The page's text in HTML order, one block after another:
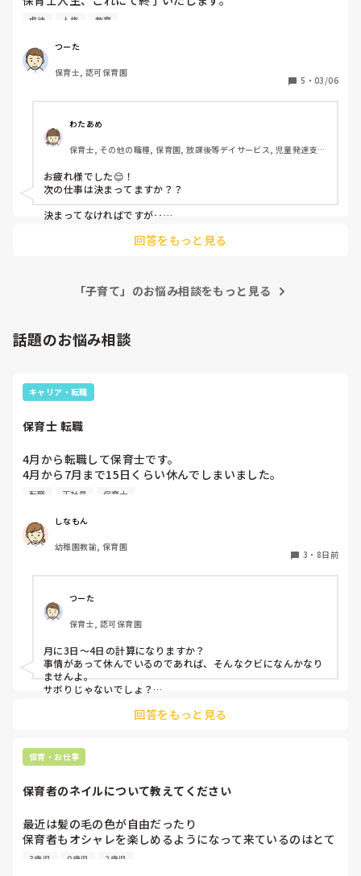
しかしながら、認められることはなく終わります。
僕の努力不足かな。
やっぱり、男性が保育士として仕事をするにはまだまだ難し
遠くない近い未来、日本の保育が今よりも見直されて、子育
てそのものにおいても男性と女性、どちらの必要性も認めら
れ、保育士の待遇含めて男性も女性もどちらも働けるように
なることを願っています。
その分、性教育や人権など子どもの頃から取り組んでいくこ
とが、将来的に虐待や性被害を防ぐことにつなげていく取り
性差やそれぞれの役割もお互いに学びつつ、いわゆる子ども
れたり、フィルターがかかったりしていることは相手の振る
方や接し方に気をつけたり、清潔感を保とうとしたり、何か
しら考えて仕事に従事しているはずです。
劣ります。それが現実であり事実です。
それが、性差とも言えます。変えようがない。
大丈夫、ってことがあるのも、事実でしょう。
人は結局、見た目。
そうなんだと思います。僕は以前、保育士をしている友人に
言われたことがあります。
見た目で働けない仕事がある世の中なら、人手不足なのに技
術力はあるのに、これだけ働けない人が増えていることも納
得です。
でも、日本中に活躍されている男性保育士さんはたくさんい
らっしゃいます。
その方々含め、保育士の皆さんで日本の保育の未来を創って
いっていただきたいです。
保育士を経験したものとして、保育が好きな人間の1人とし
て、保育士の皆さんを応援しています。
偉そうに聞こえてしまったら、ごめんなさい。
決してそのような気持ちではないです。
ただ、個人的には男性も保育士として長く働けるような待遇
善されないとかではなく、世の中に認められる仕事になって
ほしいです。本当に大事で尊い職業のひとつですから。
しばらくしたら、こちらのアカウントも削除します。
虐待 人権 教育
つーた
保育士, 認可保育園
5 ・ 03/06
わたあめ
保育士, その他の職種, 保育園, 放課後等デイサービス, 児童発達支援
お疲れ様でした😌！
次の仕事は決まってますか？？
決まってなければですが‥
だと、男性職員も多いし‥、！
回答をもっと見る
「子育て」のお悩み相談をもっと見る
話題のお悩み相談
キャリア・転職
保育士 転職
4月から転職して保育士です。
4月から7月まで15日くらい休んでしまいました。
同じクラスの先生いるのですが、いい気しないと思います。
転職 正社員 保育士
しなもん
幼稚園教諭, 保育園
3 ・ 8日前
つーた
保育士, 認可保育園
月に3日〜4日の計算になりますか？
事情があって休んでいるのであれば、そんなクビになんかなり
ませんよ。
サボりじゃないでしょ？
同じクラスの先生が、もしも今後、いい気がしないと言葉にし
いいと思います。
からの振る舞いだと思いますよ。
も大事かと。
憶測で考えて妄想を広げないことです。
デマがいつのまにか事実のようになってしまうのは、人間の思
回答をもっと見る
保育・お仕事
保育者のネイルについて教えてください
最近は髪の毛の色が自由だったり
保育者もオシャレを楽しめるようになって来ているのはとて
も良いことだと思っているのですが、
3歳児 0歳児 2歳児